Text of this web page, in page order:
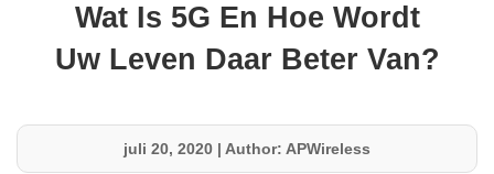
Wat Is 5G En Hoe Wordt
Uw Leven Daar Beter Van?
juli 20, 2020 | Author: APWireless